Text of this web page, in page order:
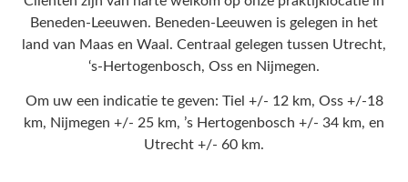
Beneden-Leeuwen. Beneden-Leeuwen is gelegen in het
land van Maas en Waal. Centraal gelegen tussen Utrecht,
‘s-Hertogenbosch, Oss en Nijmegen.
Om uw een indicatie te geven: Tiel +/- 12 km, Oss +/-18
km, Nijmegen +/- 25 km, ’s Hertogenbosch +/- 34 km, en
Utrecht +/- 60 km.